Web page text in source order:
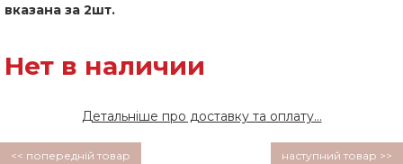
вказана за 2шт.
Нет в наличии
Детальніше про доставку та оплату...
<< попередній товар наступний товар >>